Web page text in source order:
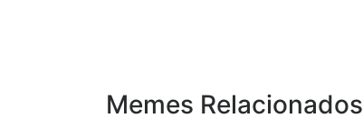
Memes Relacionados